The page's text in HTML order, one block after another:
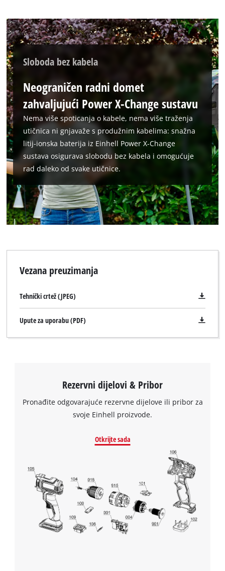
Sloboda bez kabela
Neograničen radni domet
zahvaljujući Power X-Change sustavu
Nema više spoticanja o kabele, nema više traženja
utičnica ni gnjavaže s produžnim kabelima: snažna
litij-ionska baterija iz Einhell Power X-Change
sustava osigurava slobodu bez kabela i omogućuje
rad daleko od svake utičnice.
Vezana preuzimanja
Tehnički crtež (JPEG)
Upute za uporabu (PDF)
Rezervni dijelovi & Pribor
Pronađite odgovarajuće rezervne dijelove ili pribor za
svoje Einhell proizvode.
Otkrijte sada